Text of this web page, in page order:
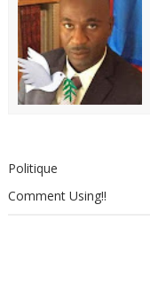
Politique
Comment Using!!